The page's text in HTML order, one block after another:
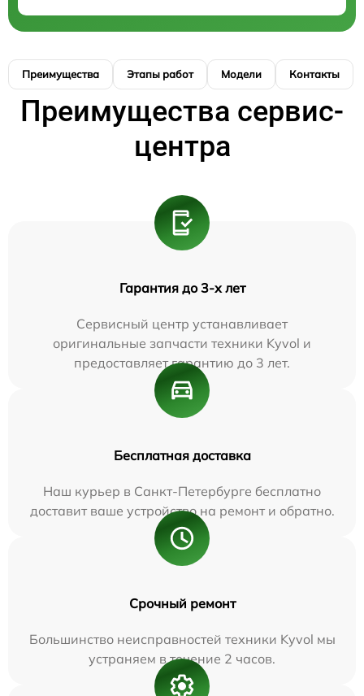
Преимущества Этапы работ Модели Контакты
Преимущества сервис-
центра
Гарантия до 3-х лет
Сервисный центр устанавливает
оригинальные запчасти техники Kyvol и
предоставляет гарантию до 3 лет.
Бесплатная доставка
Наш курьер в Санкт-Петербурге бесплатно
доставит ваше устройство на ремонт и обратно.
Срочный ремонт
Большинство неисправностей техники Kyvol мы
устраняем в течение 2 часов.